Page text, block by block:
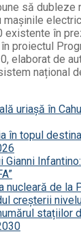
să dubleze
existente în
proiectul
elaborat de
național
uriașă în Cahul
în topul
nucleară de la
creșterii
stațiilor